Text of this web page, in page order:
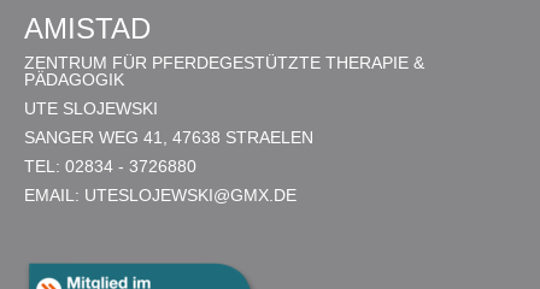
AMISTAD
ZENTRUM FÜR PFERDEGESTÜTZTE THERAPIE &
PÄDAGOGIK
UTE SLOJEWSKI
SANGER WEG 41, 47638 STRAELEN
TEL: 02834 - 3726880
EMAIL: UTESLOJEWSKI@GMX.DE